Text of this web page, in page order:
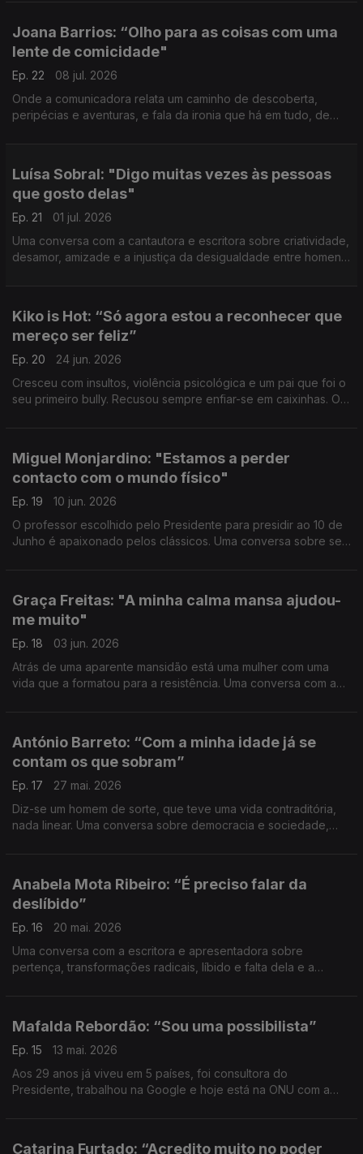
Joana Barrios: “Olho para as coisas com uma
lente de comicidade"
Ep. 22
08 jul. 2026
Onde a comunicadora relata um caminho de descoberta,
peripécias e aventuras, e fala da ironia que há em tudo, de
Luísa Sobral: "Digo muitas vezes às pessoas
que gosto delas"
Ep. 21
01 jul. 2026
Uma conversa com a cantautora e escritora sobre criatividade,
desamor, amizade e a injustiça da desigualdade entre homens
Kiko is Hot: “Só agora estou a reconhecer que
mereço ser feliz”
Ep. 20
24 jun. 2026
Cresceu com insultos, violência psicológica e um pai que foi o
seu primeiro bully. Recusou sempre enfiar-se em caixinhas. O
Miguel Monjardino: "Estamos a perder
contacto com o mundo físico"
Ep. 19
10 jun. 2026
O professor escolhido pelo Presidente para presidir ao 10 de
Junho é apaixonado pelos clássicos. Uma conversa sobre ser
Graça Freitas: "A minha calma mansa ajudou-
me muito"
Ep. 18
03 jun. 2026
Atrás de uma aparente mansidão está uma mulher com uma
vida que a formatou para a resistência. Uma conversa com a
António Barreto: “Com a minha idade já se
contam os que sobram”
Ep. 17
27 mai. 2026
Diz-se um homem de sorte, que teve uma vida contraditória,
nada linear. Uma conversa sobre democracia e sociedade,
Anabela Mota Ribeiro: “É preciso falar da
deslíbido”
Ep. 16
20 mai. 2026
Uma conversa com a escritora e apresentadora sobre
pertença, transformações radicais, líbido e falta dela e a
Mafalda Rebordão: “Sou uma possibilista”
Ep. 15
13 mai. 2026
Aos 29 anos já viveu em 5 países, foi consultora do
Presidente, trabalhou na Google e hoje está na ONU com a
Catarina Furtado: “Acredito muito no poder